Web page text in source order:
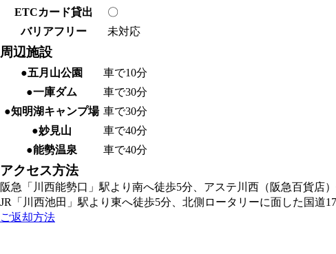
ETCカード貸出
〇
バリアフリー
未対応
周辺施設
●五月山公園
車で10分
●一庫ダム
車で30分
●知明湖キャンプ場 車で30分
●妙見山
車で40分
●能勢温泉
車で40分
アクセス方法
阪急「川西能勢口」駅より南へ徒歩5分、アステ川西（阪急百貨店
JR「川西池田」駅より東へ徒歩5分、北側ロータリーに面した国道
ご返却方法